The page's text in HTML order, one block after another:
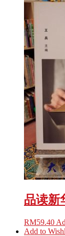
品读新
RM59.40
Add to